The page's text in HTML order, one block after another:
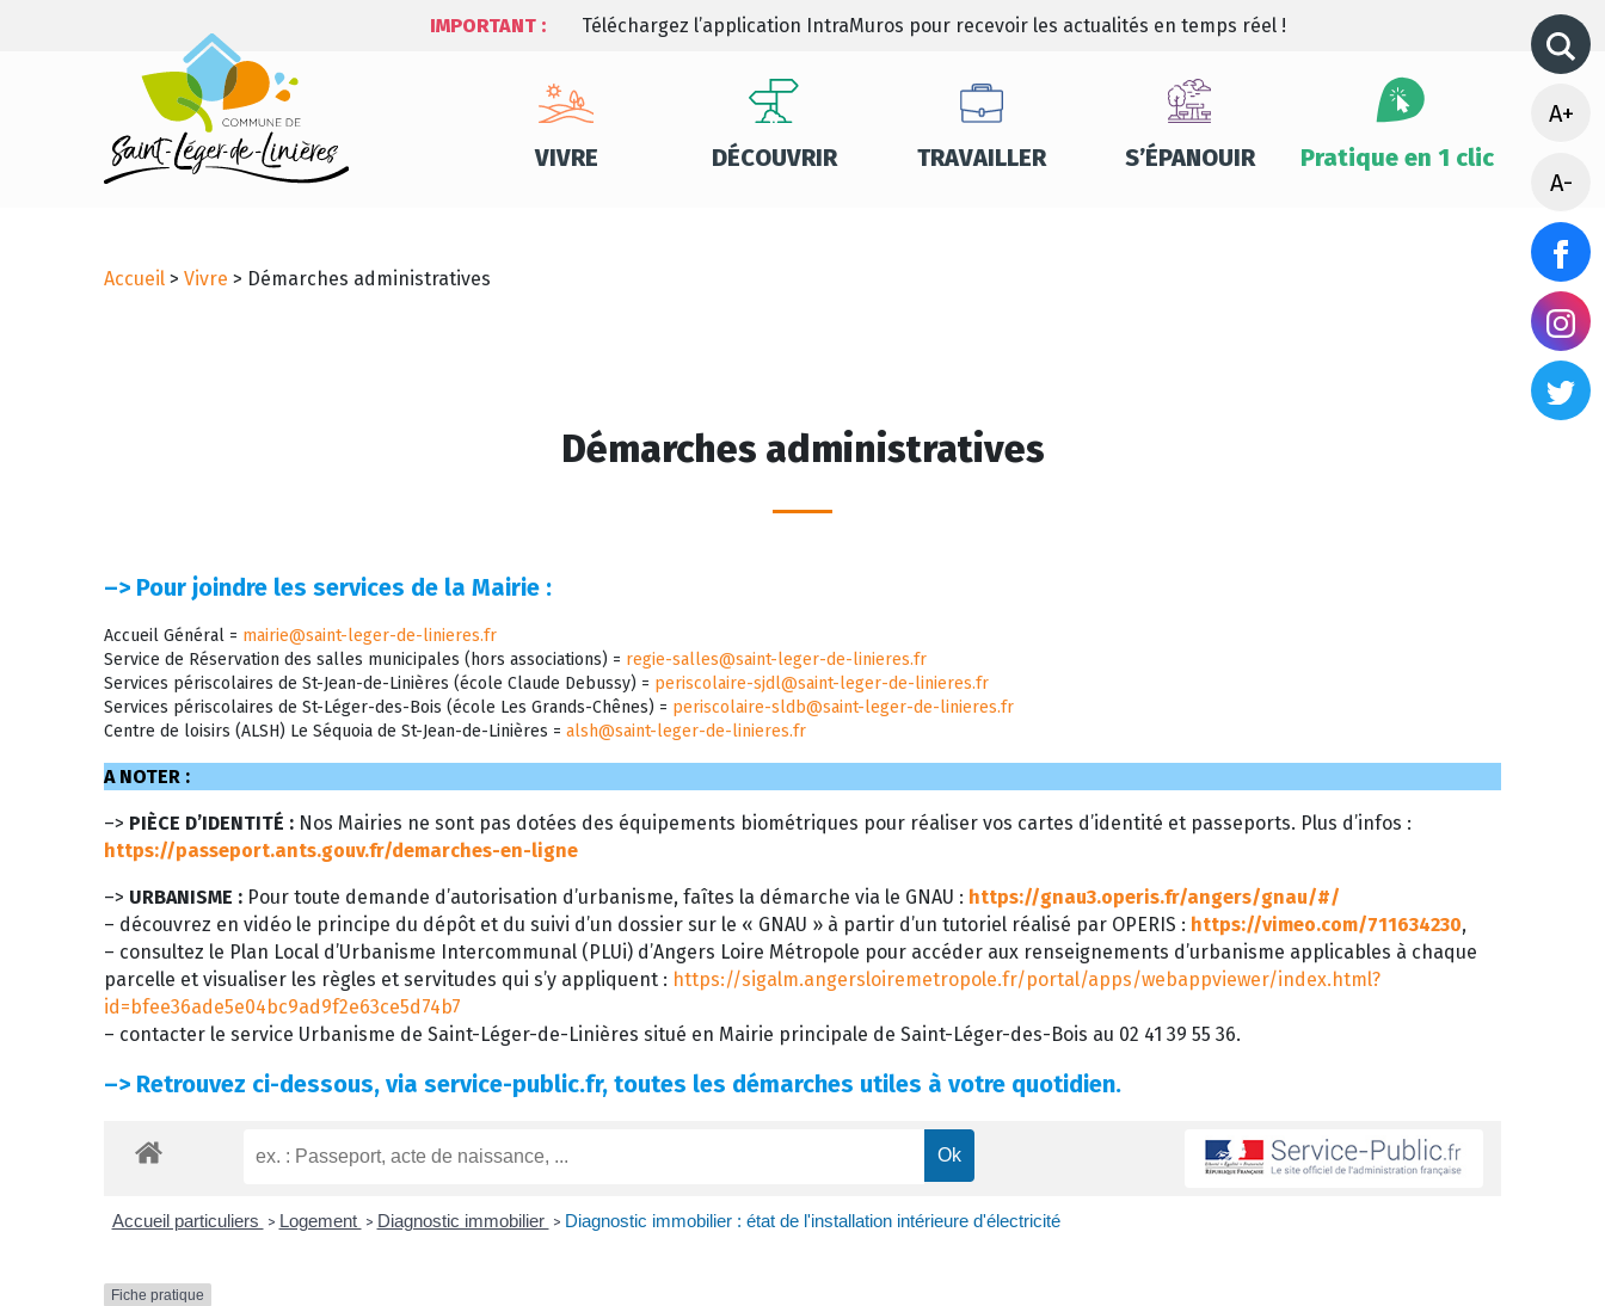
IMPORTANT : Téléchargez l’application IntraMuros pour recevoir les actualités en temps réel !
VIVRE DÉCOUVRIR TRAVAILLER S’ÉPANOUIR Pratique en 1 clic
A+
A-
Accueil > Vivre > Démarches administratives
Démarches administratives
–> Pour joindre les services de la Mairie :
Accueil Général = mairie@saint-leger-de-linieres.fr
Service de Réservation des salles municipales (hors associations) = regie-salles@saint-leger-de-linieres.fr
Services périscolaires de St-Jean-de-Linières (école Claude Debussy) = periscolaire-sjdl@saint-leger-de-linieres.fr
Services périscolaires de St-Léger-des-Bois (école Les Grands-Chênes) = periscolaire-sldb@saint-leger-de-linieres.fr
Centre de loisirs (ALSH) Le Séquoia de St-Jean-de-Linières = alsh@saint-leger-de-linieres.fr
A NOTER :
–> PIÈCE D’IDENTITÉ : Nos Mairies ne sont pas dotées des équipements biométriques pour réaliser vos cartes d’identité et passeports. Plus d’infos :
https://passeport.ants.gouv.fr/demarches-en-ligne
–> URBANISME : Pour toute demande d’autorisation d’urbanisme, faîtes la démarche via le GNAU : https://gnau3.operis.fr/angers/gnau/#/
– découvrez en vidéo le principe du dépôt et du suivi d’un dossier sur le « GNAU » à partir d’un tutoriel réalisé par OPERIS : https://vimeo.com/711634230,
– consultez le Plan Local d’Urbanisme Intercommunal (PLUi) d’Angers Loire Métropole pour accéder aux renseignements d’urbanisme applicables à chaque
parcelle et visualiser les règles et servitudes qui s’y appliquent : https://sigalm.angersloiremetropole.fr/portal/apps/webappviewer/index.html?
id=bfee36ade5e04bc9ad9f2e63ce5d74b7
– contacter le service Urbanisme de Saint-Léger-de-Linières situé en Mairie principale de Saint-Léger-des-Bois au 02 41 39 55 36.
–> Retrouvez ci-dessous, via service-public.fr, toutes les démarches utiles à votre quotidien.
Accueil particuliers > Logement > Diagnostic immobilier > Diagnostic immobilier : état de l'installation intérieure d'électricité
Fiche pratique